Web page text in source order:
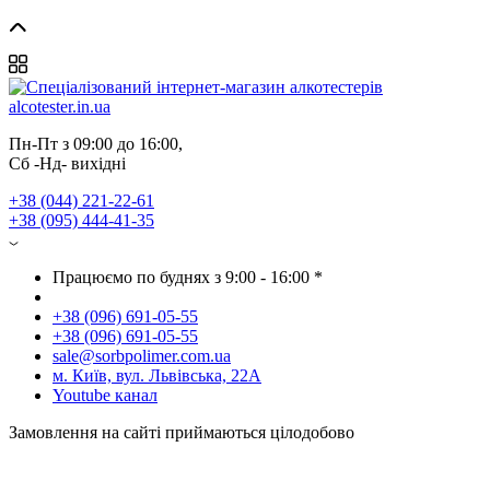
Пн-Пт з 09:00 до 16:00,
Сб -Нд- вихідні
+38 (044) 221-22-61
+38 (095) 444-41-35
Працюємо по буднях з 9:00 - 16:00 *
+38 (096) 691-05-55
+38 (096) 691-05-55
sale@sorbpolimer.com.ua
м. Київ, вул. Львівська, 22А
Youtube канал
Замовлення на сайті приймаються цілодобово